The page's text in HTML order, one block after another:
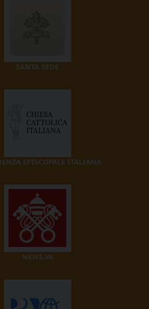
SANTA SEDE
EPISCOPALE ITALIANA
NEWS.VA